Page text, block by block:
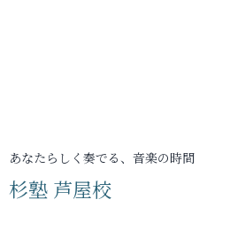
あなたらしく奏でる、音楽の時間
杉塾 芦屋校